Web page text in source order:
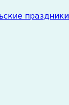
праздники